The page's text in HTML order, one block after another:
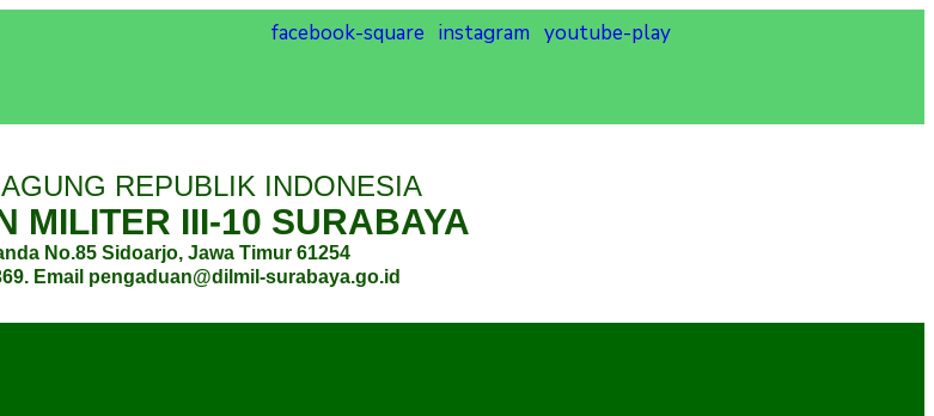
facebook-square instagram youtube-play
REPUBLIK INDONESIA
MILITER III-10 SURABAYA
No.85 Sidoarjo, Jawa Timur 61254
Email pengaduan@dilmil-surabaya.go.id